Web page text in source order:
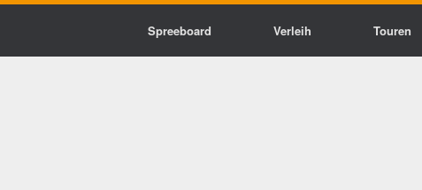
Spreeboard Verleih Touren